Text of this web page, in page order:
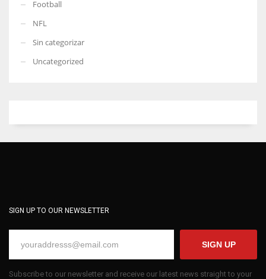
Football
NFL
Sin categorizar
Uncategorized
SIGN UP TO OUR NEWSLETTER
SIGN UP
Subscribe to our newsletter and receive our latest news straight to your